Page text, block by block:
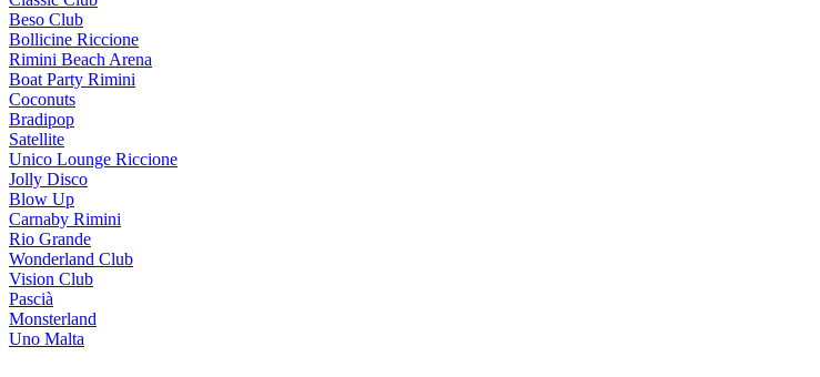
Beso Club
Bollicine Riccione
Rimini Beach Arena
Boat Party Rimini
Coconuts
Bradipop
Satellite
Unico Lounge Riccione
Jolly Disco
Blow Up
Carnaby Rimini
Rio Grande
Wonderland Club
Vision Club
Pascià
Monsterland
Uno Malta